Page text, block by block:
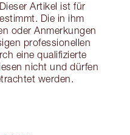
Artikel ist für
Die in ihm
oder Anmerkungen
professionellen
eine qualifizierte
nicht und dürfen
werden.